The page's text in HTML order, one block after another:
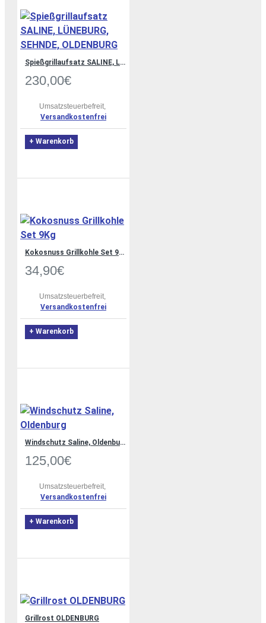
Spießgrillaufsatz SALINE, LÜNEBURG, SEHNDE, OLDENBURG
230,00€
Umsatzsteuerbefreit,
Versandkostenfrei
+ Warenkorb
Kokosnuss Grillkohle Set 9Kg
34,90€
Umsatzsteuerbefreit,
Versandkostenfrei
+ Warenkorb
Windschutz Saline, Oldenburg
125,00€
Umsatzsteuerbefreit,
Versandkostenfrei
+ Warenkorb
Grillrost OLDENBURG